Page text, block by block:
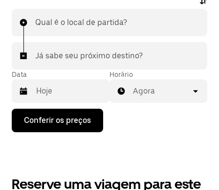
Qual é o local de partida?
Já sabe seu próximo destino?
Data
Pressione
seta
o
Horário
Agora
Conferir os preços
Reserve uma viagem para este